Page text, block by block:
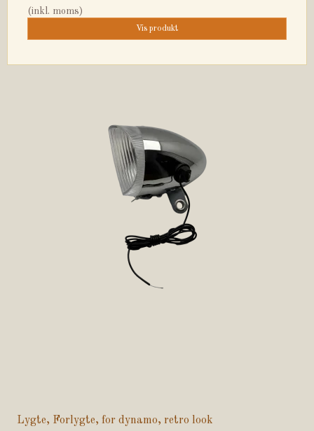
(inkl. moms)
Vis produkt
Lygte, Forlygte, for dynamo, retro look